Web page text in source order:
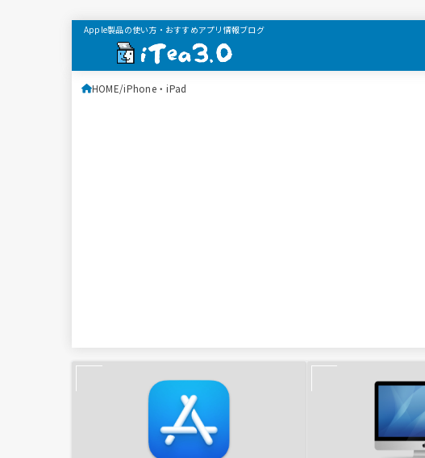
Apple製品の使い方・おすすめアプリ情報ブログ
HOME iPhone・iPad